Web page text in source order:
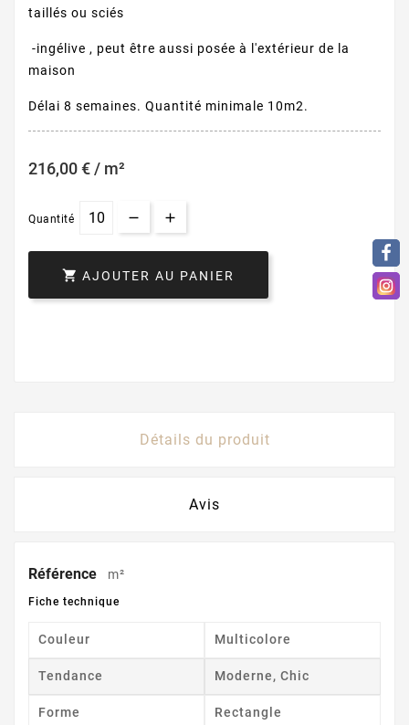
taillés ou sciés
-ingélive , peut être aussi posée à l'extérieur de la
maison
Délai 8 semaines. Quantité minimale 10m2.
216,00 € / m²
Quantité
 AJOUTER AU PANIER
Détails du produit
Avis
Référence m²
Fiche technique
Couleur Multicolore
Tendance Moderne, Chic
Forme Rectangle